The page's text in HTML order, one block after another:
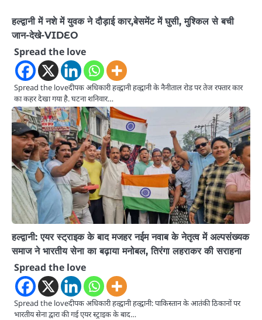
हल्द्वानी में नशे में युवक ने दौड़ाई कार,बेसमेंट में घुसी, मुश्किल से बची
जान-देखे-VIDEO
Spread the love
Spread the loveदीपक अधिकारी हल्द्वानी हल्द्वानी के नैनीताल रोड पर तेज रफ्तार कार
का कहर देखा गया है. घटना शनिवार…
हल्द्वानी: एयर स्ट्राइक के बाद मजहर नईम नवाब के नेतृत्व में अल्पसंख्यक
समाज ने भारतीय सेना का बढ़ाया मनोबल, तिरंगा लहराकर की सराहना
Spread the love
Spread the loveदीपक अधिकारी हल्द्वानी हल्द्वानी: पाकिस्तान के आतंकी ठिकानों पर
भारतीय सेना द्वारा की गई एयर स्ट्राइक के बाद…